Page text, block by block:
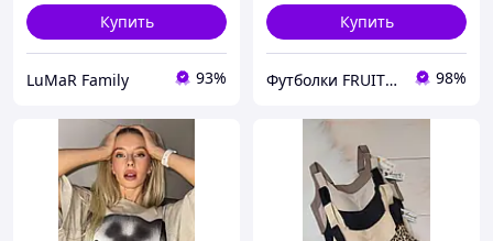
Купить
LuMaR Family 93%
Купить
Футболки FRUIT 👕 98%